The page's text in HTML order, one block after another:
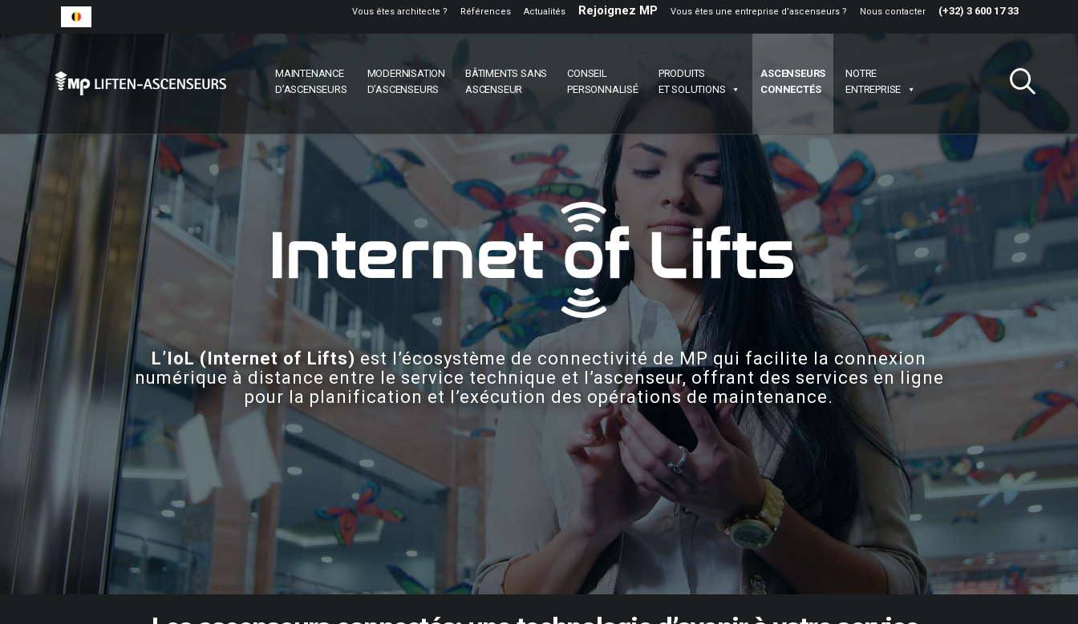
Vous êtes architecte ? Références Actualités Rejoignez MP Vous êtes une entreprise d’ascenseurs ? Nous contacter (+32) 3 600 17 33
MAINTENANCE
D’ASCENSEURS
MODERNISATION
D’ASCENSEURS
BÂTIMENTS SANS
ASCENSEUR
CONSEIL
PERSONNALISÉ
PRODUITS
ET SOLUTIONS
ASCENSEURS
CONNECTÉS
NOTRE
ENTREPRISE
L’IoL (Internet of Lifts) est l’écosystème de connectivité de MP qui facilite la connexion
numérique à distance entre le service technique et l’ascenseur, offrant des services en ligne
pour la planification et l’exécution des opérations de maintenance.